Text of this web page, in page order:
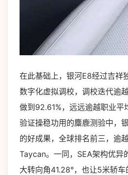
在此基础上，银河E8经过吉祥
数字化虚拟调校，调校迭代逾
做到92.61%，远远逾越职业平
验证操稳功用的麋鹿测验中，
的好成果，全球排名前三，逾
Taycan。一同，SEA架构优异
大转向角41.28°，也让5米轿车